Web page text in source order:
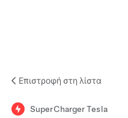
Επιστροφή στη λίστα
SuperCharger Tesla